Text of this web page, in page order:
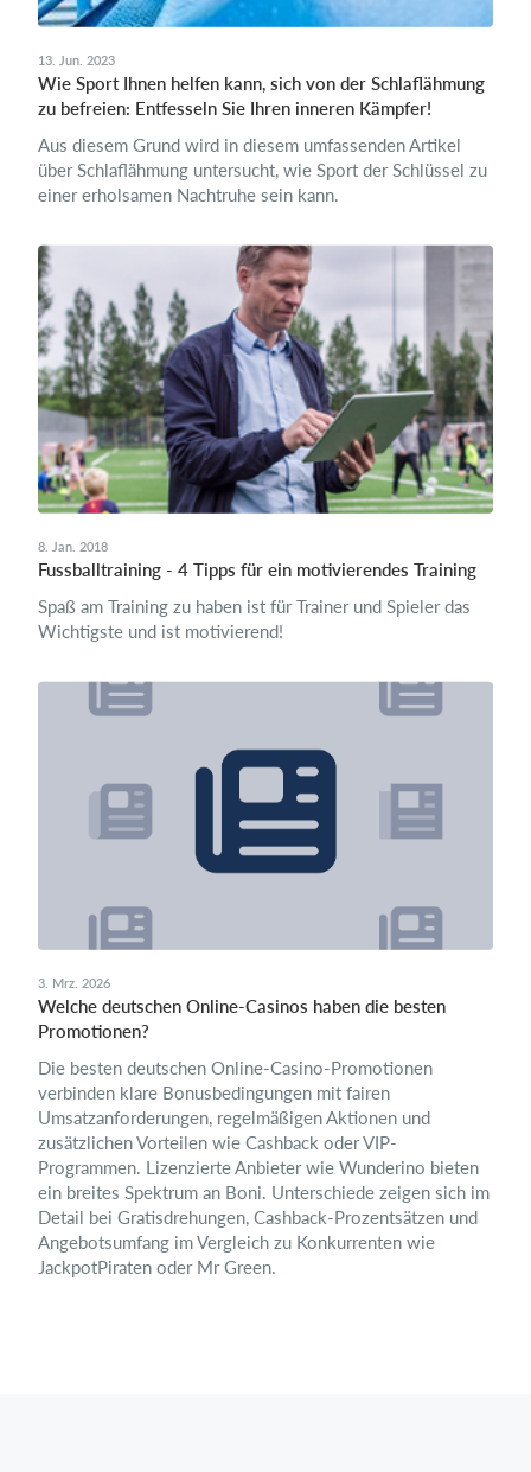
13. Jun. 2023
Wie Sport Ihnen helfen kann, sich von der Schlaflähmung
zu befreien: Entfesseln Sie Ihren inneren Kämpfer!
Aus diesem Grund wird in diesem umfassenden Artikel
über Schlaflähmung untersucht, wie Sport der Schlüssel zu
einer erholsamen Nachtruhe sein kann.
8. Jan. 2018
Fussballtraining - 4 Tipps für ein motivierendes Training
Spaß am Training zu haben ist für Trainer und Spieler das
Wichtigste und ist motivierend!
3. Mrz. 2026
Welche deutschen Online-Casinos haben die besten
Promotionen?
Die besten deutschen Online-Casino-Promotionen
verbinden klare Bonusbedingungen mit fairen
Umsatzanforderungen, regelmäßigen Aktionen und
zusätzlichen Vorteilen wie Cashback oder VIP-
Programmen. Lizenzierte Anbieter wie Wunderino bieten
ein breites Spektrum an Boni. Unterschiede zeigen sich im
Detail bei Gratisdrehungen, Cashback-Prozentsätzen und
Angebotsumfang im Vergleich zu Konkurrenten wie
JackpotPiraten oder Mr Green.